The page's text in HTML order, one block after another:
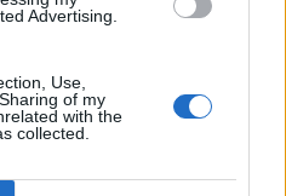
Advertising.
Use,
of my
with the
collected.
που
στις συμπεριφορές
ή άλλα
α.